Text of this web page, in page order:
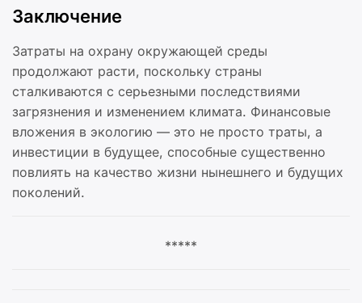
Заключение
Затраты на охрану окружающей среды
продолжают расти, поскольку страны
сталкиваются с серьезными последствиями
загрязнения и изменением климата. Финансовые
вложения в экологию — это не просто траты, а
инвестиции в будущее, способные существенно
повлиять на качество жизни нынешнего и будущих
поколений.
*****